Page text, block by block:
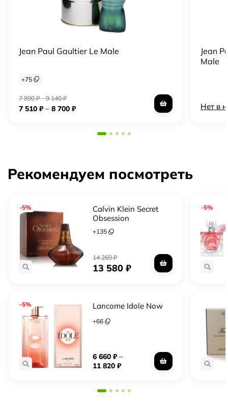
Jean Paul Gaultier Le Male
+75
7 890₽–9 140₽
7 510₽–8 700₽
Jean
Male
Нет в
Рекомендуем посмотреть
-5%
Calvin Klein Secret
Obsession
+135
14 260₽
13 580₽
-5% Lancome Idole Now
+66
6 660₽–
11 820₽
-5%